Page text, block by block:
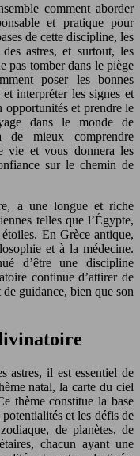
comment aborder
et pratique pour
de cette discipline, les
astres, et surtout, les
pas tomber dans le piège
poser les bonnes
interpréter les signes et
opportunités et prendre le
dans le monde de
de mieux comprendre
vie et vous donnera les
sur le chemin de
a une longue et riche
telles que l’Égypte,
En Grèce antique,
et à la médecine.
d’être une discipline
continue d’attirer de
de guidance, bien que son
astres, il est essentiel de
natal, la carte du ciel
thème constitue la base
et les défis de
de planètes, de
chacun ayant une